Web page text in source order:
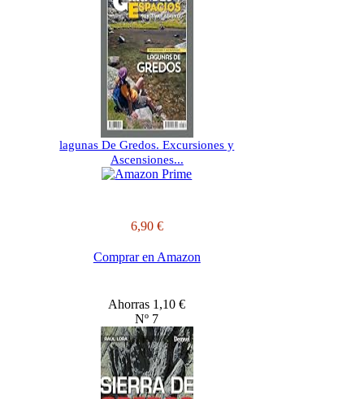
lagunas De Gredos. Excursiones y
Ascensiones...
6,90 €
Comprar en Amazon
Ahorras 1,10 €
Nº 7